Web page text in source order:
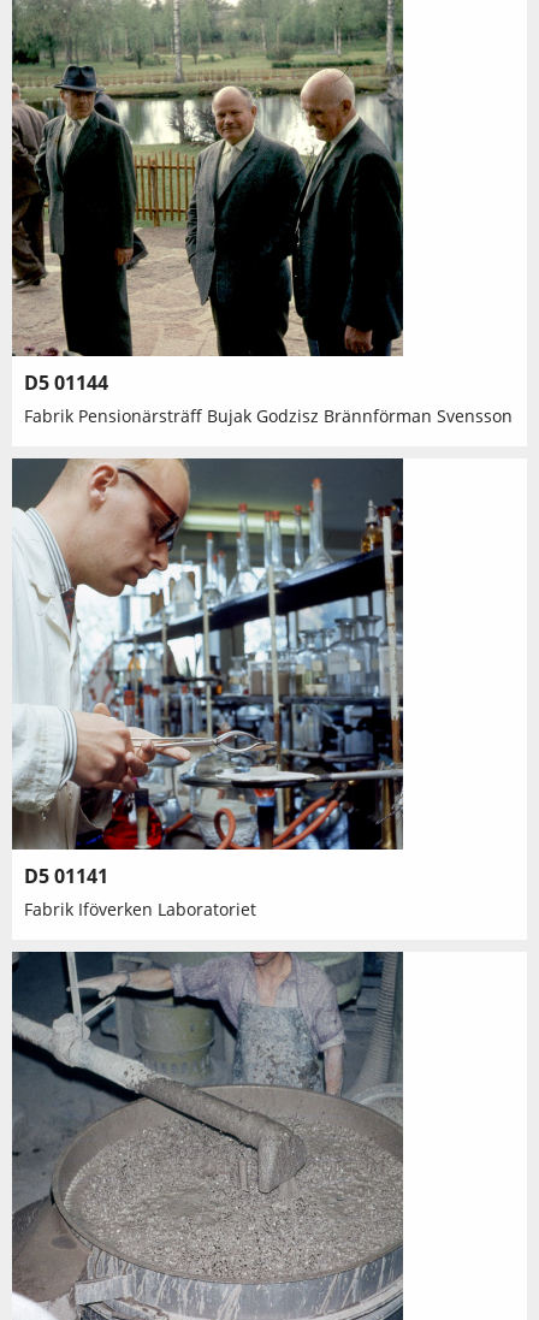
D5 01144
Fabrik Pensionärsträff Bujak Godzisz Brännförman Svensson
D5 01141
Fabrik Iföverken Laboratoriet